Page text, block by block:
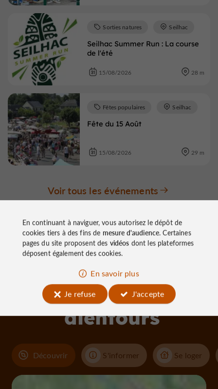
Seilhac Summer Run : La course
de l'été
Sorties natures Seilhac
15/08/2026 28 m
Fête du 15 Août
Fêtes populaires Seilhac
15/08/2026 29 m
Voir tous les événements
À découvrir
aux
alentours
Découvrir S'informer Se loger
En continuant à naviguer, vous autorisez le dépôt de
cookies tiers à des fins de mesure d'audience. Certaines
pages du site proposent des vidéos dont les plateformes
déposent également des cookies.
En savoir plus
Je refuse
J'accepte